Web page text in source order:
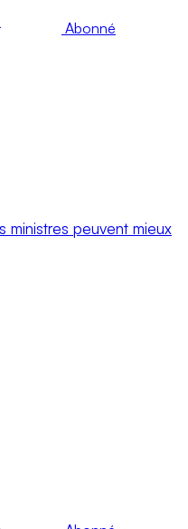
Abonné
ministres peuvent mieux